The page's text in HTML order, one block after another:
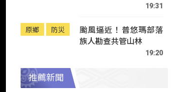
19:31
原鄉 防災
颱風逼近！普悠瑪部落
族人勘查共管山林
19:20
推薦新聞